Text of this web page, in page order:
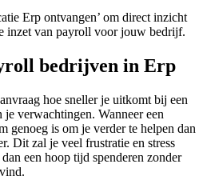
Erp ontvangen’ om direct inzicht
inzet van payroll voor jouw bedrijf.
bedrijven in Erp
hoe sneller je uitkomt bij een
verwachtingen. Wanneer een
genoeg is om je verder te helpen dan
Dit zal je veel frustratie en stress
een hoop tijd spenderen zonder